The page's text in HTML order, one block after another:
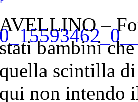
AVELLINO –
stati bambini
quella scintilla
qui non intendo